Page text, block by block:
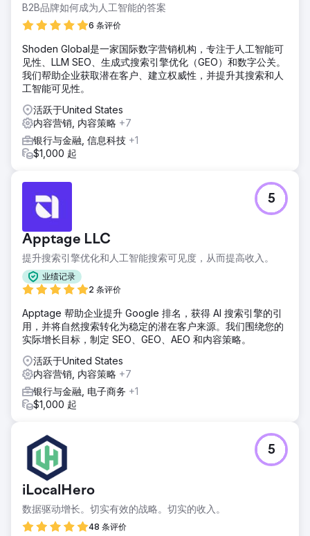
B2B品牌如何成为人工智能的答案
6 条评价
Shoden Global是一家国际数字营销机构，专注于人工智能可
见性、LLM SEO、生成式搜索引擎优化（GEO）和数字公关。
我们帮助企业获取潜在客户、建立权威性，并提升其搜索和人
工智能可见性。
活跃于United States
内容营销, 内容策略 +7
银行与金融, 信息科技 +1
$1,000 起
Apptage LLC
提升搜索引擎优化和人工智能搜索可见度，从而提高收入。
业绩记录
2 条评价
5
Apptage 帮助企业提升 Google 排名，获得 AI 搜索引擎的引
用，并将自然搜索转化为稳定的潜在客户来源。我们围绕您的
实际增长目标，制定 SEO、GEO、AEO 和内容策略。
活跃于United States
内容营销, 内容策略 +7
银行与金融, 电子商务 +1
$1,000 起
iLocalHero
数据驱动增长。切实有效的战略。切实的收入。
48 条评价
5